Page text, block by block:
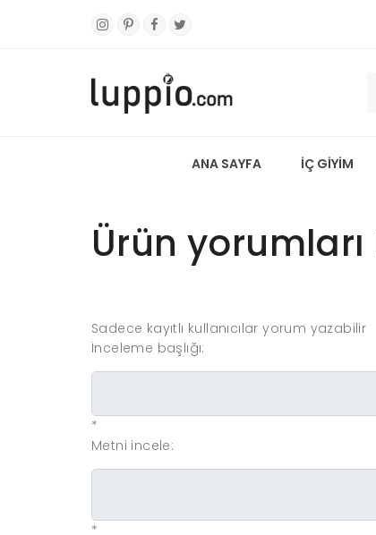
ANA SAYFA İÇ GİYİM
Ürün yorumları
Sadece kayıtlı kullanıcılar yorum yazabilir
İnceleme başlığı:
*
Metni incele:
*